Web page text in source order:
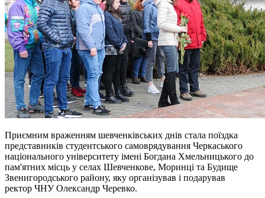
Приємним враженням шевченківських днів стала поїздка
представників студентського самоврядування Черкаського
національного університету імені Богдана Хмельницького до
пам'ятних місць у селах Шевченкове, Моринці та Будище
Звенигородського району, яку організував і подарував
ректор ЧНУ Олександр Черевко.